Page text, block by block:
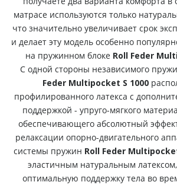
матрасе используются только
что значительно увеличивает срок
и делает эту модель особенно
на пружинном блоке Roll Feder
С одной стороны независимого
Feder Multipocket S 1000
профилированного латекса с
поддержкой - упруго-мягкого
обеспечивающего абсолютный
релаксации опорно-двигательного
системы пружин Roll Feder
эластичным натуральным
оптимальную поддержку тела во